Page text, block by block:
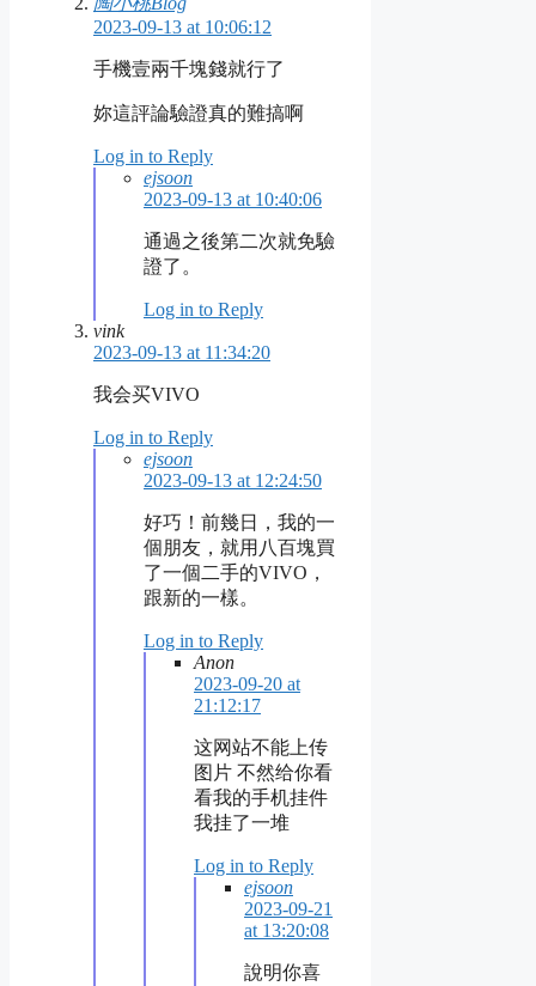
2023-09-13 at 10:06:12
手機壹兩千塊錢就行了
妳這評論驗證真的難搞啊
Log in to Reply
ejsoon
2023-09-13 at 10:40:06
通過之後第二次就免驗
證了。
Log in to Reply
vink
2023-09-13 at 11:34:20
我会买VIVO
Log in to Reply
ejsoon
2023-09-13 at 12:24:50
好巧！前幾日，我的一
個朋友，就用八百塊買
了一個二手的VIVO，
跟新的一樣。
Log in to Reply
Anon
2023-09-20 at
21:12:17
这网站不能上传
图片 不然给你看
看我的手机挂件
我挂了一堆
Log in to Reply
ejsoon
2023-09-21
at 13:20:08
說明你喜